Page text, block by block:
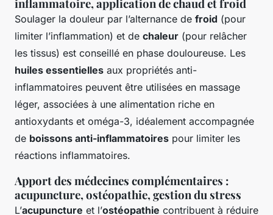
inflammatoire, application de chaud et froid
Soulager la douleur par l’alternance de froid (pour
limiter l’inflammation) et de chaleur (pour relâcher
les tissus) est conseillé en phase douloureuse. Les
huiles essentielles aux propriétés anti-
inflammatoires peuvent être utilisées en massage
léger, associées à une alimentation riche en
antioxydants et oméga-3, idéalement accompagnée
de boissons anti-inflammatoires pour limiter les
réactions inflammatoires.
Apport des médecines complémentaires :
acupuncture, ostéopathie, gestion du stress
L’acupuncture et l’ostéopathie contribuent à réduire